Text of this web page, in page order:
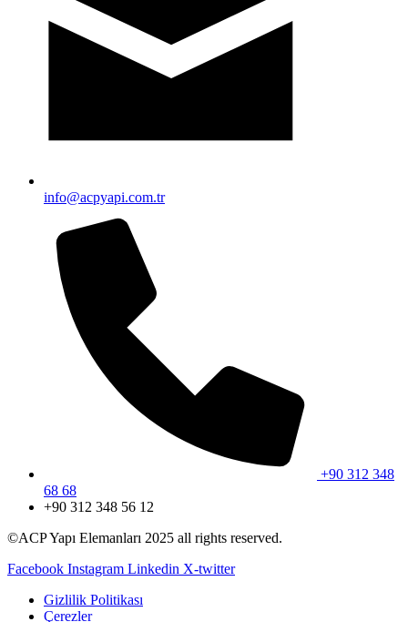
info@acpyapi.com.tr
+90 312 348
68 68
+90 312 348 56 12
©ACP Yapı Elemanları 2025 all rights reserved.
Facebook Instagram Linkedin X-twitter
Gizlilik Politikası
Çerezler